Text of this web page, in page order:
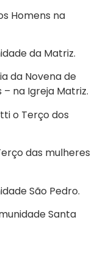
Homens na
da Matriz.
da Novena de
na Igreja Matriz.
o Terço dos
das mulheres
São Pedro.
Santa